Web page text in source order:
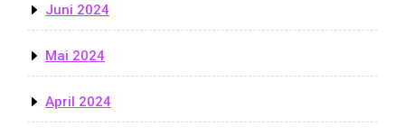
Juni 2024
Mai 2024
April 2024